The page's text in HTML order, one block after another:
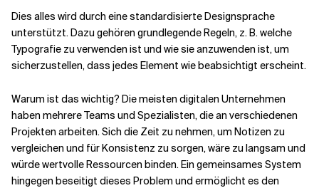
Dies alles wird durch eine standardisierte Designsprache
unterstützt. Dazu gehören grundlegende Regeln, z. B. welche
Typografie zu verwenden ist und wie sie anzuwenden ist, um
sicherzustellen, dass jedes Element wie beabsichtigt erscheint.
Warum ist das wichtig? Die meisten digitalen Unternehmen
haben mehrere Teams und Spezialisten, die an verschiedenen
Projekten arbeiten. Sich die Zeit zu nehmen, um Notizen zu
vergleichen und für Konsistenz zu sorgen, wäre zu langsam und
würde wertvolle Ressourcen binden. Ein gemeinsames System
hingegen beseitigt dieses Problem und ermöglicht es den